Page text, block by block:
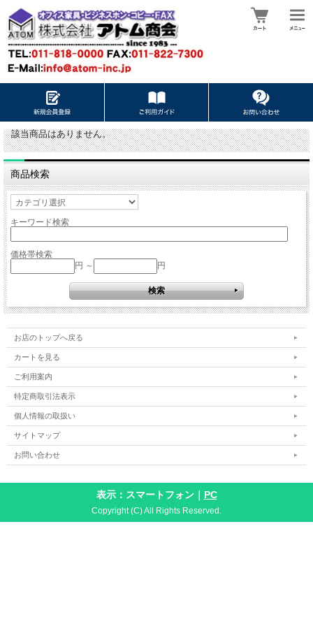
該当商品はありません。
商品検索
キーワード検索
価格帯検索
円 ～
円
お店のトップへ戻る
カートを見る
ご利用案内
特定商取引法表示
個人情報の取扱い
サイトマップ
お問い合わせ
表示：スマートフォン｜ PC
Copyright (C) All Rights Reserved.